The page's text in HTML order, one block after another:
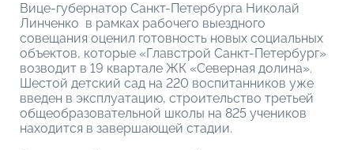
Вице-губернатор Санкт-Петербурга Николай
Линченко в рамках рабочего выездного
совещания оценил готовность новых социальных
объектов, которые «Главстрой Санкт-Петербург»
возводит в 19 квартале ЖК «Северная долина».
Шестой детский сад на 220 воспитанников уже
введен в эксплуатацию, строительство третьей
общеобразовательной школы на 825 учеников
находится в завершающей стадии.